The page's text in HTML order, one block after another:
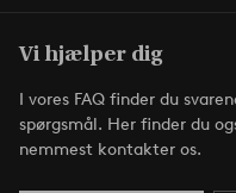
Vi hjælper dig
I vores FAQ finder du
spørgsmål. Her finder du
nemmest kontakter os.